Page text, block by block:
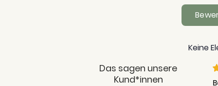
Keine
Das sagen unsere
Kund*innen
Den Laden würde ich sehr